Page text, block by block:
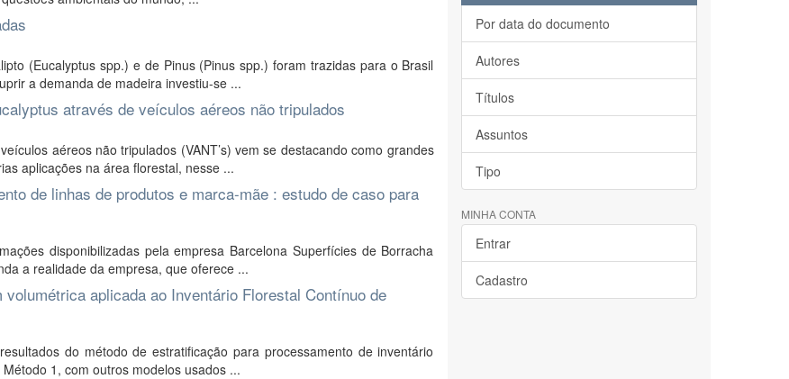
(Eucalyptus spp.) e de Pinus (Pinus spp.) foram trazidas para o Brasil
a demanda de madeira investiu-se ...
através de veículos aéreos não tripulados
aéreos não tripulados (VANT’s) vem se destacando como grandes
aplicações na área florestal, nesse ...
de linhas de produtos e marca-mãe : estudo de caso para
disponibilizadas pela empresa Barcelona Superfícies de Borracha
a realidade da empresa, que oferece ...
aplicada ao Inventário Florestal Contínuo de
do método de estratificação para processamento de inventário
1, com outros modelos usados ...
Por data do documento
Autores
Títulos
Assuntos
Tipo
MINHA CONTA
Entrar
Cadastro